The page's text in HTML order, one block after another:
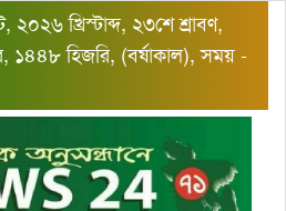
খ্রিস্টাব্দ, ২৩শে শ্রাবণ,
১৪৪৮ হিজরি, (বর্ষাকাল), সময় -